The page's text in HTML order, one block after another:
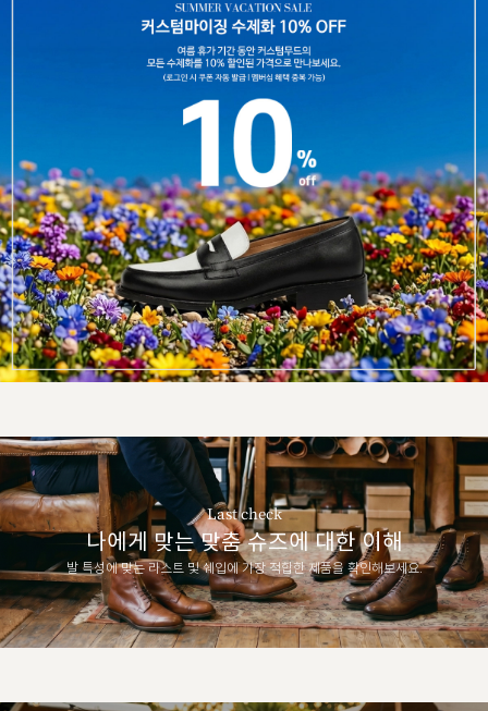
Last check
나에게 맞는 맞춤 슈즈에 대한 이해
발 특성에 맞는 라스트 및 쉐입에 가장 적합한 제품을 확인해보세요.